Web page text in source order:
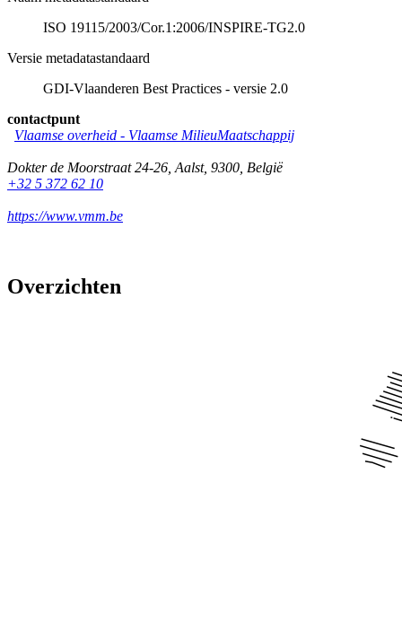
ISO 19115/2003/Cor.1:2006/INSPIRE-TG2.0
Versie metadatastandaard
GDI-Vlaanderen Best Practices - versie 2.0
contactpunt
Vlaamse overheid - Vlaamse MilieuMaatschappij
Dokter de Moorstraat 24-26 Aalst, 9300 België
+32 5 372 62 10
https://www.vmm.be
Overzichten